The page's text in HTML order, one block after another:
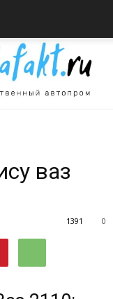
ваз
0
1391